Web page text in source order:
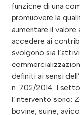
funzione di una
promuovere la
aumentare il
accedere ai
svolgono sia
definiti ai sensi
n. 702/2014. I
l’intervento sono:
bovine, suine,